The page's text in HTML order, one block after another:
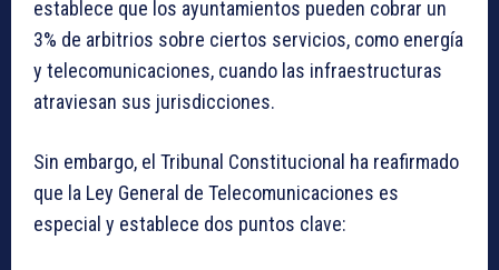
establece que los ayuntamientos pueden cobrar un
3% de arbitrios sobre ciertos servicios, como energía
y telecomunicaciones, cuando las infraestructuras
atraviesan sus jurisdicciones.
Sin embargo, el Tribunal Constitucional ha reafirmado
que la Ley General de Telecomunicaciones es
especial y establece dos puntos clave: